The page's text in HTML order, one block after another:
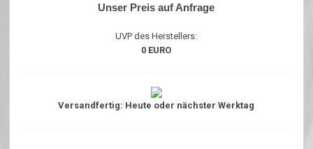
Unser Preis auf Anfrage
UVP des Herstellers:
0 EURO
Versandfertig: Heute oder nächster Werktag